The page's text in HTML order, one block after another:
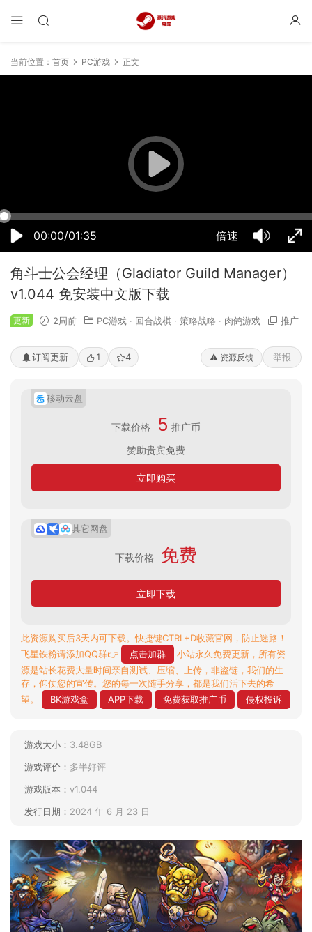
当前位置： 首页 PC游戏 正文
00:00/01:35 倍速
50% 75% 100%
角斗士公会经理（Gladiator Guild Manager）
v1.044 免安装中文版下载
更新 2周前 PC游戏 · 回合战棋 · 策略战略 · 肉鸽游戏 推广
订阅更新 1 4 ⚠️ 资源反馈 举报
移动云盘
下载价格 5 推广币
赞助贵宾免费
立即购买
其它网盘
下载价格 免费
立即下载
此资源购买后3天内可下载。快捷键CTRL+D收藏官网，防止迷路！
飞星铁粉请添加QQ群👉
点击加群
小站永久免费更新，所有资
源是站长花费大量时间亲自测试、压缩、上传，非盗链，我们的生
存，仰仗您的宣传。您的每一次随手分享，都是我们活下去的希
望。
BK游戏盒 APP下载 免费获取推广币 侵权投诉
游戏大小： 3.48GB
游戏评价： 多半好评
游戏版本： v1.044
发行日期： 2024 年 6 月 23 日